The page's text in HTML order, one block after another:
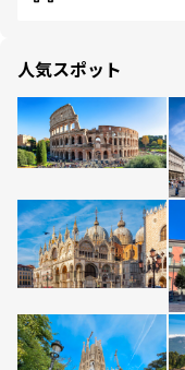
人気スポット